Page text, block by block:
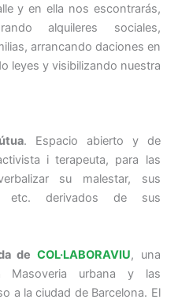
y en ella nos escontrarás,
alquileres sociales,
arrancando daciones en
leyes y visibilizando nuestra
. Espacio abierto y de
i terapeuta, para las
su malestar, sus
etc. derivados de sus
de COL·LABORAVIU, una
Masoveria urbana y las
a la ciudad de Barcelona. El